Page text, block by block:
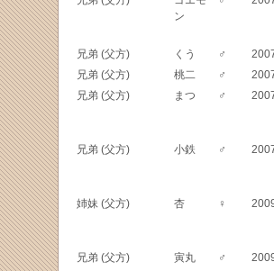
ン
兄弟 (父方) くう ♂
兄弟 (父方) 桃二 ♂
兄弟 (父方) まつ ♂
兄弟 (父方) 小鉄 ♂
姉妹 (父方) 杏 ♀
兄弟 (父方) 寅丸 ♂